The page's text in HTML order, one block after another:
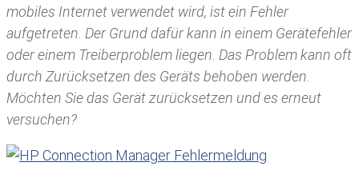
mobiles Internet verwendet wird, ist ein Fehler
aufgetreten. Der Grund dafür kann in einem Gerätefehler
oder einem Treiberproblem liegen. Das Problem kann oft
durch Zurücksetzen des Geräts behoben werden.
Möchten Sie das Gerät zurücksetzen und es erneut
versuchen?